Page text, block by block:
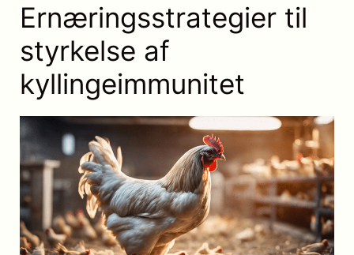
Ernæringsstrategier til
styrkelse af
kyllingeimmunitet